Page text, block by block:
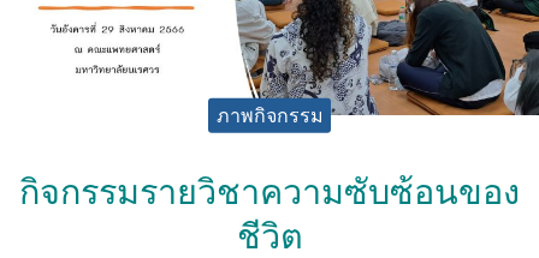
ภาพกิจกรรม
กิจกรรมรายวิชาความซับซ้อนของ
ชีวิต